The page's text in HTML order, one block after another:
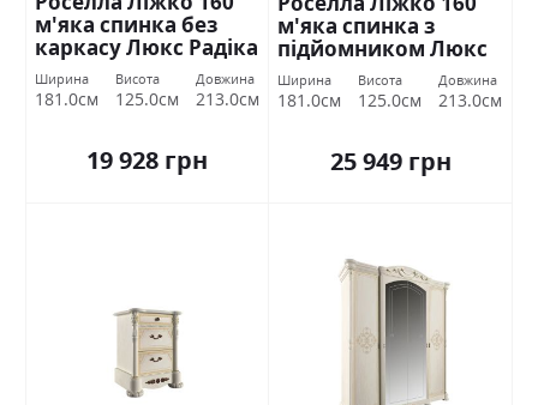
м'яка спинка без
каркасу Люкс Радіка
беж Міромарк
Ширина
181.0см
Висота
125.0см
Довжина
213.0см
19 928 грн
м'яка спинка з
підйомником Люкс
Радіка беж
Міромарк
Ширина
181.0см
Висота
125.0см
Довжина
213.0см
25 949 грн